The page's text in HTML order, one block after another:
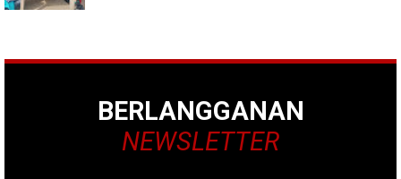
BERLANGGANAN
NEWSLETTER